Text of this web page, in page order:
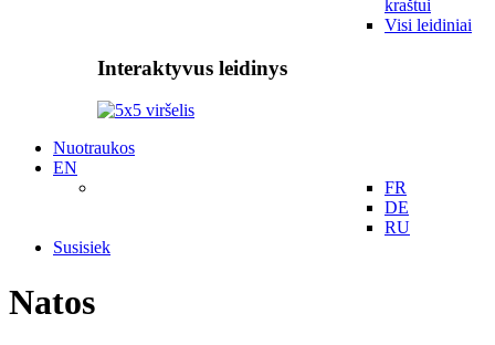
kraštui
Visi leidiniai
Interaktyvus leidinys
Nuotraukos
EN
FR
DE
RU
Susisiek
Natos